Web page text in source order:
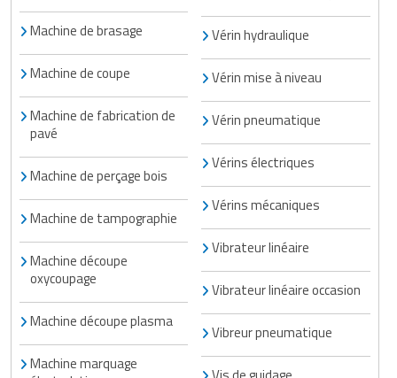
Machine de brasage
Machine de coupe
Machine de fabrication de
pavé
Machine de perçage bois
Machine de tampographie
Machine découpe
oxycoupage
Machine découpe plasma
Machine marquage
Vérin hydraulique
Vérin mise à niveau
Vérin pneumatique
Vérins électriques
Vérins mécaniques
Vibrateur linéaire
Vibrateur linéaire occasion
Vibreur pneumatique